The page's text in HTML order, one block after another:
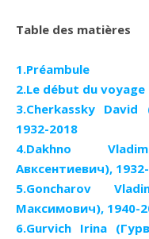
Table des matières
1.Préambule
2.Le début du voyage
3.Cherkassky
1932-2018
4.Dakhno
Авксентиевич),
5.Goncharov
Максимович), 1940-
6.Gurvich Irina